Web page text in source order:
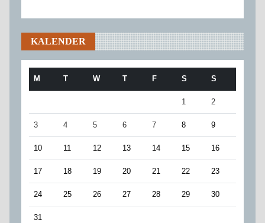
KALENDER
M T W T F S S
1 2
3 4 5 6 7 8 9
10 11 12 13 14 15 16
17 18 19 20 21 22 23
24 25 26 27 28 29 30
31